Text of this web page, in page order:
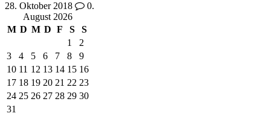
28. Oktober 2018
0.
August 2026
M D M D F S
S
1
2
3
4 5 6 7 8
9
10 11 12 13 14 15 16
17 18 19 20 21 22 23
24 25 26 27 28 29 30
31